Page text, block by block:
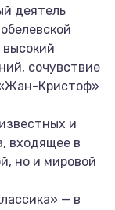
деятель
высокий
сочувствие
«Жан-Кристоф»
и
входящее в
но и мировой
— в